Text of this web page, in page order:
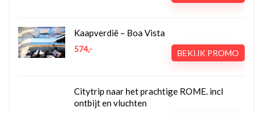
Kaapverdië – Boa Vista
574,- BEKIJK PROMO
Citytrip naar het prachtige ROME. incl
ontbijt en vluchten